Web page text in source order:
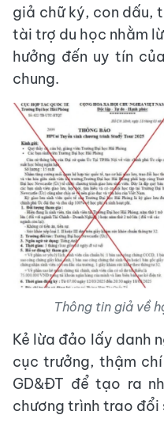
giả chữ ký, con dấu,
tài trợ du học nhằm
hưởng đến uy tín
chung.
Thông tin giả về
Kẻ lừa đảo lấy danh
cục trưởng, thậm
GD&ĐT để tạo ra
chương trình trao đổi